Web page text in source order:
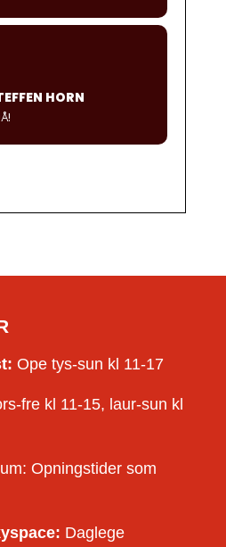
HORN
Ope tys-sun kl 11-17
fre kl 11-15, laur-sun kl
Opningstider som
Daglege